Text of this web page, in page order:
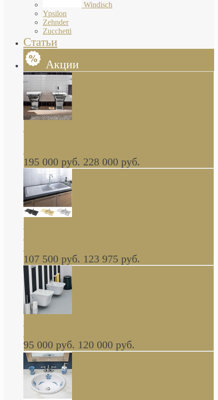
Windisch
Ypsilon
Zehnder
Zucchetti
Статьи
Акции
Butterfly Scarabeo КОМПЛЕКТ санфаянса
глянцевая платина В НАЛИЧИИ
195 000 руб. 228 000 руб.
керамическая мойка 1160 x 510 мм белая,
серая, черная, бежевая В НАЛИЧИИ
107 500 руб. 123 975 руб.
навесное КОМПЛЕКТ
95 000 руб. 120 000 руб.